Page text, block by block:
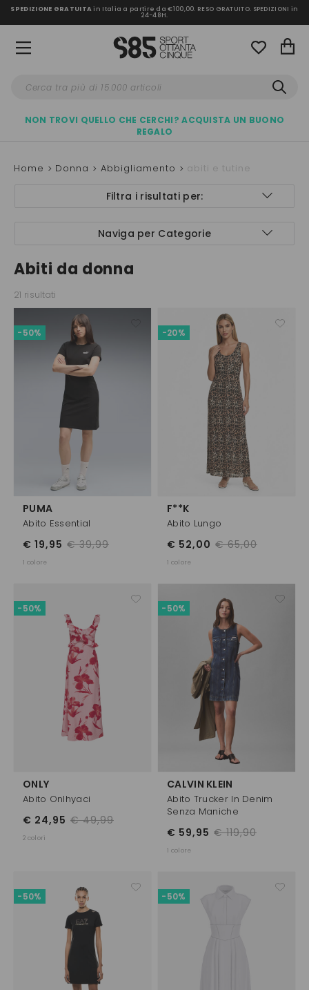
SPEDIZIONE GRATUITAin Italia a partire da €100,00. RESO GRATUITO. SPEDIZIONI in
24-48H.
NON TROVI QUELLO CHE CERCHI? ACQUISTA UN BUONO
REGALO
Home Donna Abbigliamento abiti e tutine
Abiti da donna
Filtra i risultati per:
Naviga per Categorie
21 risultati
PUMA
Abito Essential
€ 39,99
€ 19,95
-50%
1 colore
F**K
Abito Lungo
€ 65,00
€ 52,00
-20%
1 colore
ONLY
Abito Onlhyaci
€ 49,99
€ 24,95
-50%
2 colori
CALVIN KLEIN
Abito Trucker In Denim
Senza Maniche
€ 119,90
€ 59,95
-50%
1 colore
-50% -50%